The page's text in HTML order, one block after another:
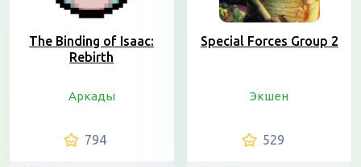
The Binding of Isaac:
Rebirth
Аркады
794
Special Forces Group 2
Экшен
529